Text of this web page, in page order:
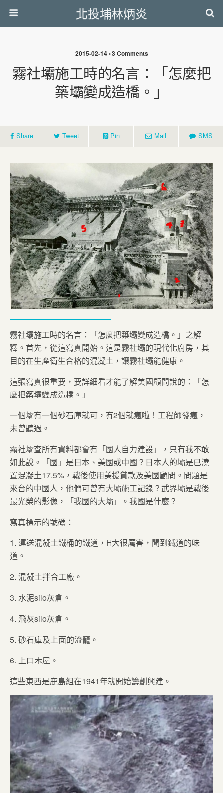
北投埔林炳炎
2015-02-14 • 3 Comments
霧社壩施工時的名言：「怎麼把
築壩變成造橋。」
Share Tweet Pin Mail SMS
霧社壩施工時的名言：「怎麼把築壩變成造橋。」之解
釋。首先，從這寫真開始。這是霧社壩的現代化廚房，其
目的在生產衛生合格的混凝土，讓霧社壩能健康。
這張寫真很重要，要詳細看才能了解美國顧問說的：「怎
麼把築壩變成造橋。」
一個壩有一個砂石庫就可，有2個就瘋啦！工程師發瘋，
未曾聽過。
霧社壩查所有資料都會有「國人自力建設」，只有我不敢
如此說。「國」是日本、美國或中國？日本人的壩是已澆
置混凝土17.5%，戰後使用美援貸款及美國顧問。問題是
來台的中國人，他們可曾有大壩施工記錄？武界壩是戰後
最光榮的影像，「我國的大壩」。我國是什麼？
寫真標示的號碼：
1. 運送混凝土鐵桶的鐵道，H大很厲害，聞到鐵道的味
道。
2. 混凝土拌合工廠。
3. 水泥silo灰倉。
4. 飛灰silo灰倉。
5. 砂石庫及上面的流竉。
6. 上口木屋。
這些東西是鹿島組在1941年就開始籌劃興建。